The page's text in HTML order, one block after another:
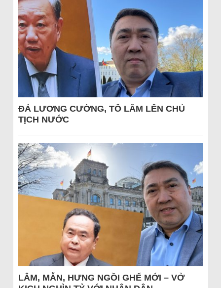
ĐÁ LƯƠNG CƯỜNG, TÔ LÂM LÊN CHỦ
TỊCH NƯỚC
LÂM, MẪN, HƯNG NGỒI GHẾ MỚI – VỞ